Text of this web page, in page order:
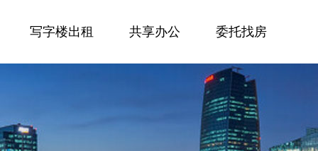
写字楼出租 共享办公 委托找房